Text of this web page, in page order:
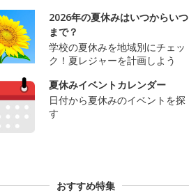
2026年の夏休みはいつからいつ
まで？
学校の夏休みを地域別にチェッ
ク！夏レジャーを計画しよう
夏休みイベントカレンダー
日付から夏休みのイベントを探
す
おすすめ特集